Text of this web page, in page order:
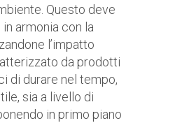
Questo deve
armonia con la
l’impatto
da prodotti
di durare nel tempo,
sia a livello di
in primo piano